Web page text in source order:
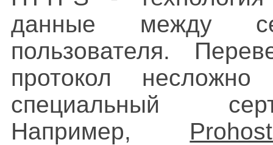
данные между
пользователя.
протокол
специальный
Например,